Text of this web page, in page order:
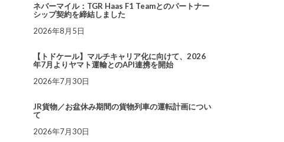
ネバーマイル：TGR Haas F1 Teamとのパートナー
シップ契約を締結しました
2026年8月5日
【トドケール】マルチキャリア化に向けて、2026
年7月よりヤマト運輸とのAPI連携を開始
2026年7月30日
JR貨物／お盆休み期間の貨物列車の運転計画につい
て
2026年7月30日